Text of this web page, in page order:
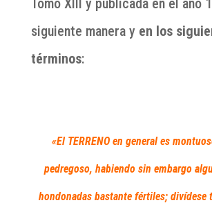
Tomo XIII y publicada en el año
siguiente manera yen los
términos:
«El TERRENO en general es
pedregoso, habiendo sin embargo
hondonadas bastante fértiles; divídese